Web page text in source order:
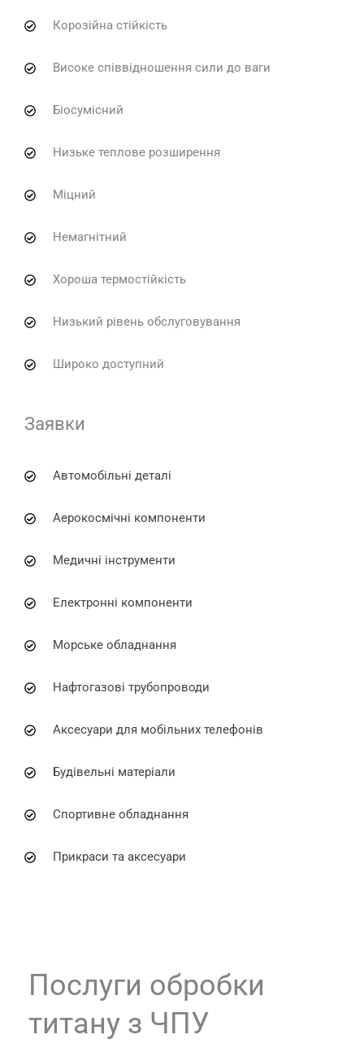
Корозійна стійкість
Високе співвідношення сили до ваги
Біосумісний
Низьке теплове розширення
Міцний
Немагнітний
Хороша термостійкість
Низький рівень обслуговування
Широко доступний
Заявки
Автомобільні деталі
Аерокосмічні компоненти
Медичні інструменти
Електронні компоненти
Морське обладнання
Нафтогазові трубопроводи
Аксесуари для мобільних телефонів
Будівельні матеріали
Спортивне обладнання
Прикраси та аксесуари
Послуги обробки
титану з ЧПУ